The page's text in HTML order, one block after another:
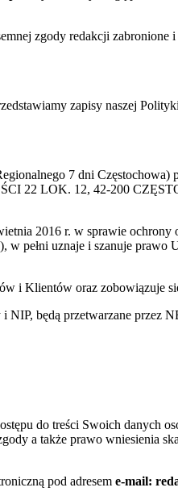
zgody redakcji
zapisy naszej
7 dni
22 LOK. 12, 42-200
2016 r. w sprawie
pełni uznaje i szanuje
i Klientów oraz zobowiązuje
będą przetwarzane przez
do treści Swoich danych
a także prawo wniesienia
pod adresem e-mail: